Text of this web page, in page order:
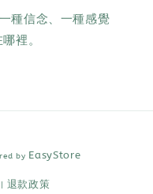
種信念、一種感覺
裡。
by EasyStore
退款政策